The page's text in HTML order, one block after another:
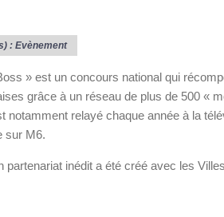
: Evènement
» est un concours national qui
grâce à un réseau de plus de 500 «
notamment relayé chaque année à la
sur M6.
partenariat inédit a été créé avec les